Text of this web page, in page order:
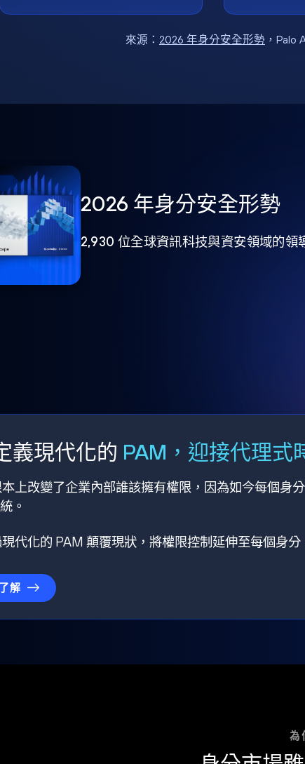
來源： 2026 年身分安全形勢，Palo
2026 年身分安全形勢
2,930 位全球資訊科技與資安領域的領
義現代化的 PAM，迎接代理式
上改變了企業內部誰該擁有權限，因為如今每個身
。
代化的 PAM 顛覆現狀，將權限控制延伸至每個身分
解
為